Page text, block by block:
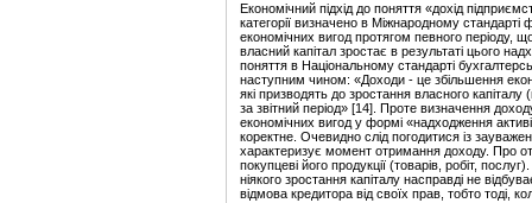
Економічний підхід до поняття «дохід
категорії визначено в Міжнародному стандарті
економічних вигод протягом певного періоду,
власний капітал зростає в результаті цього
поняття в Національному стандарті
наступним чином: «Доходи - це збільшення
які призводять до зростання власного капіталу
за звітний період» [14]. Проте визначення
економічних вигод у формі «надходження
коректне. Очевидно слід погодитися із
характеризує момент отримання доходу. Про
покупцеві його продукції (товарів, робіт,
ніякого зростання капіталу насправді не
відмова кредитора від своїх прав, тобто тоді,